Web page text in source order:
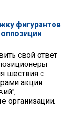
фигурантов
свой ответ
шествия с
акции
организации.